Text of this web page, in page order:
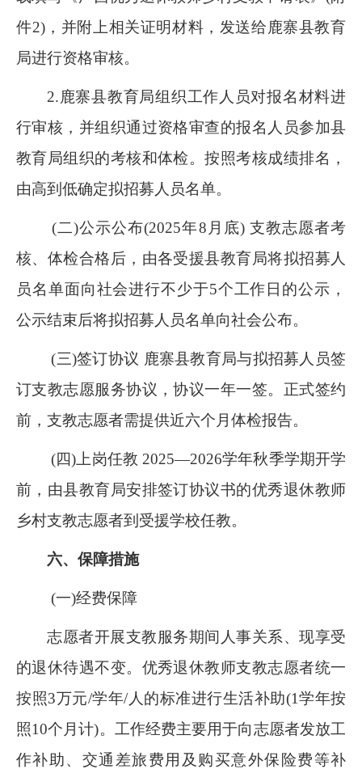
件2)，并附上相关证明材料，发送给鹿寨县教育
局进行资格审核。
2.鹿寨县教育局组织工作人员对报名材料进
行审核，并组织通过资格审查的报名人员参加县
教育局组织的考核和体检。按照考核成绩排名，
由高到低确定拟招募人员名单。
(二)公示公布(2025年8月底) 支教志愿者考
核、体检合格后，由各受援县教育局将拟招募人
员名单面向社会进行不少于5个工作日的公示，
公示结束后将拟招募人员名单向社会公布。
(三)签订协议 鹿寨县教育局与拟招募人员签
订支教志愿服务协议，协议一年一签。正式签约
前，支教志愿者需提供近六个月体检报告。
(四)上岗任教 2025—2026学年秋季学期开学
前，由县教育局安排签订协议书的优秀退休教师
乡村支教志愿者到受援学校任教。
六、保障措施
(一)经费保障
志愿者开展支教服务期间人事关系、现享受
的退休待遇不变。优秀退休教师支教志愿者统一
按照3万元/学年/人的标准进行生活补助(1学年按
照10个月计)。工作经费主要用于向志愿者发放工
作补助、交通差旅费用及购买意外保险费等补